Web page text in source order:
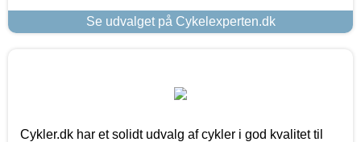
Se udvalget på Cykelexperten.dk
Cykler.dk har et solidt udvalg af cykler i god kvalitet til